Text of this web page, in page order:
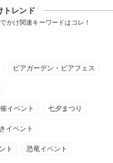
トレンド
かけ関連キーワードはコレ！
ビアガーデン・ビアフェス
イベント 七夕まつり
イベント
ト 恐竜イベント